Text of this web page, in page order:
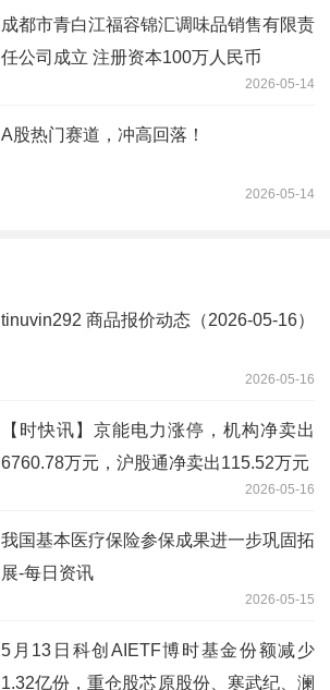
成都市青白江福容锦汇调味品销售有限责
任公司成立 注册资本100万人民币
2026-05-14
A股热门赛道，冲高回落！
2026-05-14
tinuvin292 商品报价动态（2026-05-16）
2026-05-16
【时快讯】京能电力涨停，机构净卖出
6760.78万元，沪股通净卖出115.52万元
2026-05-16
我国基本医疗保险参保成果进一步巩固拓
展-每日资讯
2026-05-15
5月13日科创AIETF博时基金份额减少
1.32亿份，重仓股芯原股份、寒武纪、澜